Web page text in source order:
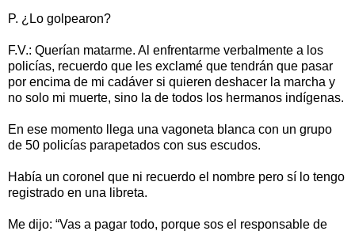
P. ¿Lo golpearon?
F.V.: Querían matarme. Al enfrentarme verbalmente a los
policías, recuerdo que les exclamé que tendrán que pasar
por encima de mi cadáver si quieren deshacer la marcha y
no solo mi muerte, sino la de todos los hermanos indígenas.
En ese momento llega una vagoneta blanca con un grupo
de 50 policías parapetados con sus escudos.
Había un coronel que ni recuerdo el nombre pero sí lo tengo
registrado en una libreta.
Me dijo: “Vas a pagar todo, porque sos el responsable de